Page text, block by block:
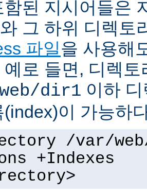
함된 지시어들은
그 하위 디렉토
파일을 사용해
예로 들면, 디렉
dir1 이하
(index)이 가능하
/var/
+Indexes